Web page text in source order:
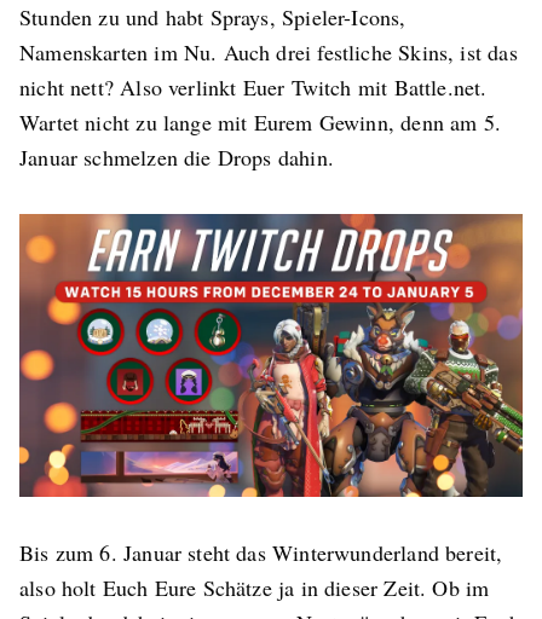
Stunden zu und habt Sprays, Spieler-Icons,
Namenskarten im Nu. Auch drei festliche Skins, ist das
nicht nett? Also verlinkt Euer Twitch mit Battle.net.
Wartet nicht zu lange mit Eurem Gewinn, denn am 5.
Januar schmelzen die Drops dahin.
Bis zum 6. Januar steht das Winterwunderland bereit,
also holt Euch Eure Schätze ja in dieser Zeit. Ob im